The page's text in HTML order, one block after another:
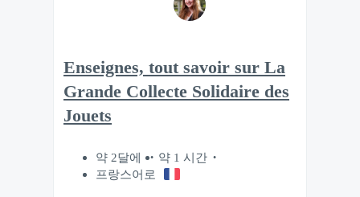
Enseignes, tout savoir sur La
Grande Collecte Solidaire des
Jouets
약 2달에
약 1 시간
프랑스어로